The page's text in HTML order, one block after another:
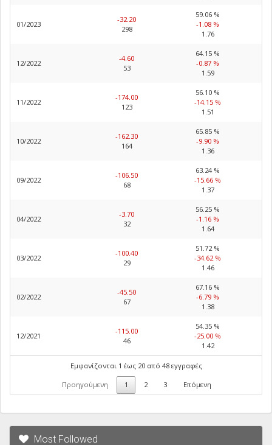
01/2023
-32.20
298
59.06 %
-1.08 %
1.76
12/2022
-4.60
53
64.15 %
-0.87 %
1.59
11/2022
-174.00
123
56.10 %
-14.15 %
1.51
10/2022
-162.30
164
65.85 %
-9.90 %
1.36
09/2022
-106.50
68
63.24 %
-15.66 %
1.37
04/2022
-3.70
32
56.25 %
-1.16 %
1.64
03/2022
-100.40
29
51.72 %
-34.62 %
1.46
02/2022
-45.50
67
67.16 %
-6.79 %
1.38
12/2021
-115.00
46
54.35 %
-25.00 %
1.42
Εμφανίζονται 1 έως 20 από 48 εγγραφές
Προηγούμενη 1 2 3 Επόμενη
Most Followed